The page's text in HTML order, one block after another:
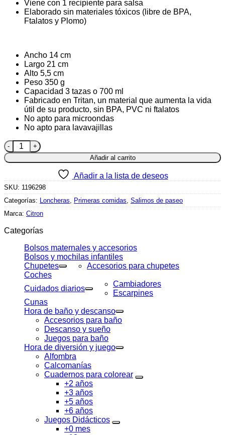
Viene con 1 recipiente para salsa
Elaborado sin materiales tóxicos (libre de BPA,
Ftalatos y Plomo)
Ancho 14 cm
Largo 21 cm
Alto 5,5 cm
Peso 350 g
Capacidad 3 tazas o 700 ml
Fabricado en Tritan, un material que aumenta la vida
útil de su producto, sin BPA, PVC ni ftalatos
No apto para microondas
No apto para lavavajillas
Lonchera Citron Rosa 4 Compartimientos + Recipiente Para
Añadir al carrito
Añadir a la lista de deseos
SKU: 1196298
Categorías:
Loncheras Primeras comidas Salimos de paseo
Marca: Citron
Categorías
Bolsos maternales y accesorios
Bolsos y mochilas infantiles
Chupetes
Accesorios para chupetes
Coches
Cuidados diarios
Cambiadores
Escarpines
Cunas
Hora de baño y descanso
Accesorios para baño
Descanso y sueño
Juegos para baño
Hora de diversión y juego
Alfombra
Calcomanías
Cuadernos para colorear
+2 años
+3 años
+5 años
+6 años
Juegos Didácticos
+0 mes